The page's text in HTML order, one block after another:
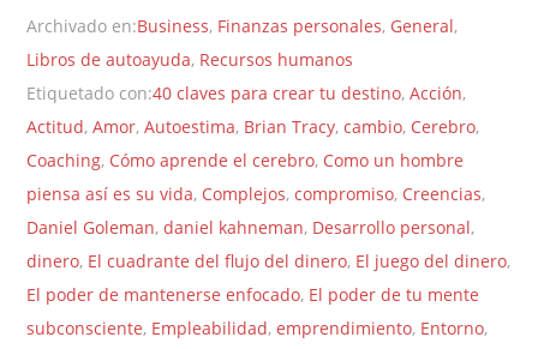
Archivado en:Business, Finanzas personales, General,
Libros de autoayuda, Recursos humanos
Etiquetado con:40 claves para crear tu destino,Acción,
Actitud,Amor,Autoestima, Brian Tracy,cambio, Cerebro,
Coaching, Cómo aprende el cerebro, Como un hombre
piensa así es su vida, Complejos,compromiso, Creencias,
Daniel Goleman,daniel kahneman, Desarrollo personal,
dinero, El cuadrante del flujo del dinero, El juego del dinero,
El poder de mantenerse enfocado, El poder de tu mente
subconsciente, Empleabilidad,emprendimiento, Entorno,